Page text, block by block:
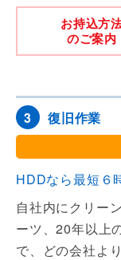
お持込方
のご案内
3 復旧作業
HDDなら最短６
自社内にクリー
ーツ、20年以上
で、どの会社よ